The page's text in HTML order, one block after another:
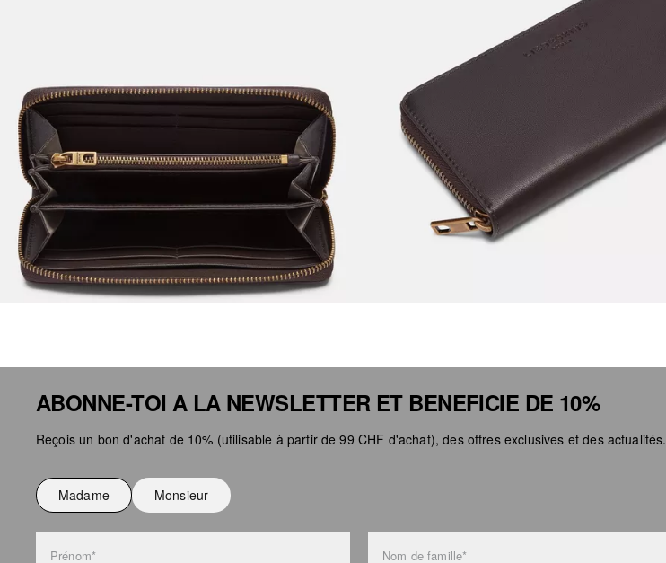
ABONNE-TOI A LA NEWSLETTER ET BENEFICIE DE 10%
Reçois un bon d'achat de 10% (utilisable à partir de 99 CHF d'achat), des offres exclusives et des actualités.
Madame Monsieur
Prénom* Nom de famille*